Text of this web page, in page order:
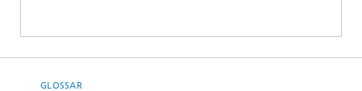
GLOSSAR